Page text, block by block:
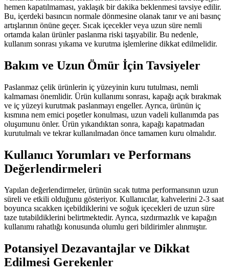
hemen kapatılmaması, yaklaşık bir dakika beklenmesi tavsiye edilir.
Bu, içerdeki basıncın normale dönmesine olanak tanır ve ani basınç
artışlarının önüne geçer. Sıcak içecekler veya uzun süre nemli
ortamda kalan ürünler paslanma riski taşıyabilir. Bu nedenle,
kullanım sonrası yıkama ve kurutma işlemlerine dikkat edilmelidir.
Bakım ve Uzun Ömür İçin Tavsiyeler
Paslanmaz çelik ürünlerin iç yüzeyinin kuru tutulması, nemli
kalmaması önemlidir. Ürün kullanımı sonrası, kapağı açık bırakmak
ve iç yüzeyi kurutmak paslanmayı engeller. Ayrıca, ürünün iç
kısmına nem emici poşetler konulması, uzun vadeli kullanımda pas
oluşumunu önler. Ürün yıkandıktan sonra, kapağı kapatmadan
kurutulmalı ve tekrar kullanılmadan önce tamamen kuru olmalıdır.
Kullanıcı Yorumları ve Performans
Değerlendirmeleri
Yapılan değerlendirmeler, ürünün sıcak tutma performansının uzun
süreli ve etkili olduğunu gösteriyor. Kullanıcılar, kahvelerini 2-3 saat
boyunca sıcakken içebildiklerini ve soğuk içecekleri de uzun süre
taze tutabildiklerini belirtmektedir. Ayrıca, sızdırmazlık ve kapağın
kullanımı rahatlığı konusunda olumlu geri bildirimler alınmıştır.
Potansiyel Dezavantajlar ve Dikkat
Edilmesi Gerekenler